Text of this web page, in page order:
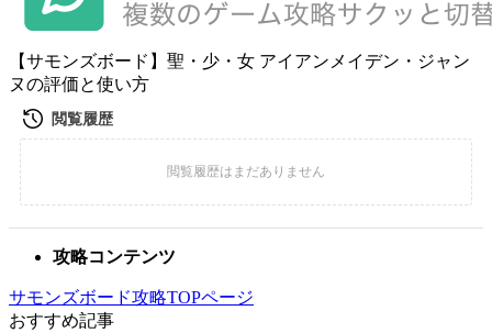
【サモンズボード】聖・少・女 アイアンメイデン・ジャン
ヌの評価と使い方
攻略コンテンツ
サモンズボード攻略TOPページ
おすすめ記事